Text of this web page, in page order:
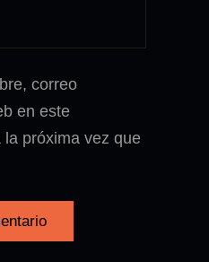
correo
en este
la próxima vez que